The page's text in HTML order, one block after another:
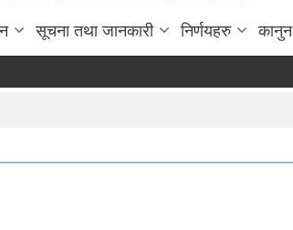
सूचना तथा जानकारी निर्णयहरु कानुन